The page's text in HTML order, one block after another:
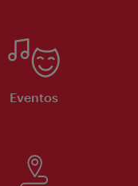
Eventos